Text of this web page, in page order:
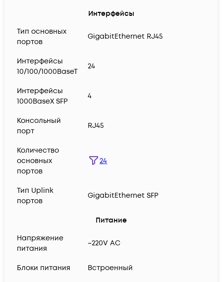
Интерфейсы
Тип основных
портов
GigabitEthernet RJ45
Интерфейсы
10/100/1000BaseT
24
Интерфейсы
1000BaseX SFP
4
Консольный
порт
RJ45
Количество
основных
портов
24
Тип Uplink
портов
GigabitEthernet SFP
Питание
Напряжение
питания
~220V AC
Блоки питания Встроенный